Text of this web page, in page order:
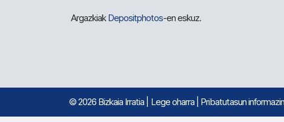
ArgazkiakDepositphotos-en eskuz.
© 2026 Bizkaia Irratia Lege oharra Pribatutasun